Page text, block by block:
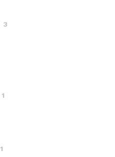
3
1
1